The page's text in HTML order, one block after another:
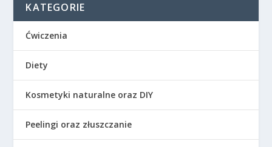
KATEGORIE
Ćwiczenia
Diety
Kosmetyki naturalne oraz DIY
Peelingi oraz złuszczanie